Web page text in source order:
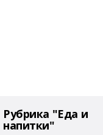
Рубрика "Еда и
напитки"